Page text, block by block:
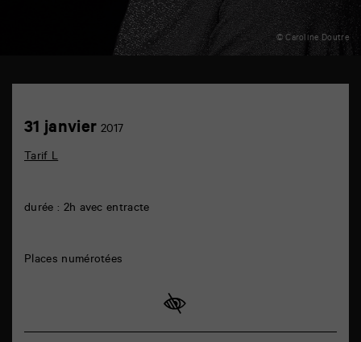
© Caroline Doutre
Achetez
en
31 janvier 201731
Tarif L
durée : 2h avec entracte
Places numérotées